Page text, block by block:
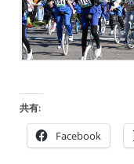
共有:
Facebook